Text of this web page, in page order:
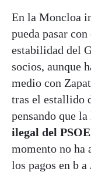
En la Moncloa
pueda pasar
estabilidad del
socios, aunque
medio con
tras el estallido
pensando que
ilegal del PSOE
momento no ha
los pagos en b